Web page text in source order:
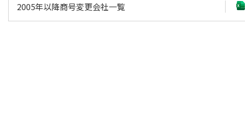
2005年以降商号変更会社一覧